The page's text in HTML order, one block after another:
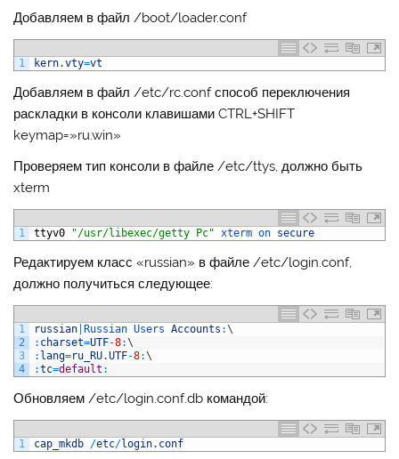
Добавляем в файл /boot/loader.conf
1 kern.vty=vt
Добавляем в файл /etc/rc.conf способ переключения
раскладки в консоли клавишами CTRL+SHIFT
keymap=»ru.win»
Проверяем тип консоли в файле /etc/ttys, должно быть
xterm
1 ttyv0 "/usr/libexec/getty Pc" xterm on secure
Редактируем класс «russian» в файле /etc/login.conf,
должно получиться следующее:
1
2
3
4
russian Russian Users Accounts :\
: charset=UTF-8:\
: lang=ru_RU.UTF-8:\
:tc=default :
Обновляем /etc/login.conf.db командой:
1 cap_mkdb /etc/login. conf